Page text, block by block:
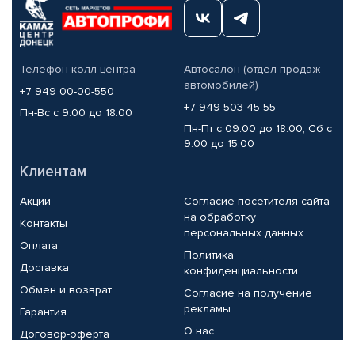
Телефон колл-центра
+7 949 00-00-550
Пн-Вс с 9.00 до 18.00
Автосалон (отдел продаж
автомобилей)
+7 949 503-45-55
Пн-Пт с 09.00 до 18.00, Сб с
9.00 до 15.00
Клиентам
Акции
Контакты
Оплата
Доставка
Обмен и возврат
Гарантия
Договор-оферта
Согласие посетителя сайта
на обработку
персональных данных
Политика
конфиденциальности
Согласие на получение
рекламы
О нас